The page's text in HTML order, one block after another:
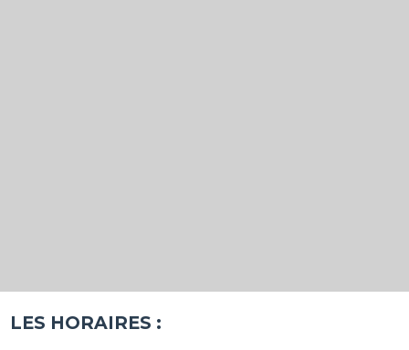
LES HORAIRES :